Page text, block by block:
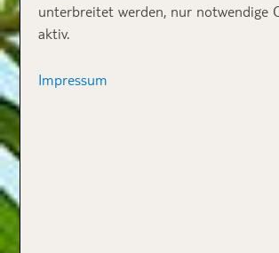
unterbreitet werden, nur notwendige
aktiv.
Impressum